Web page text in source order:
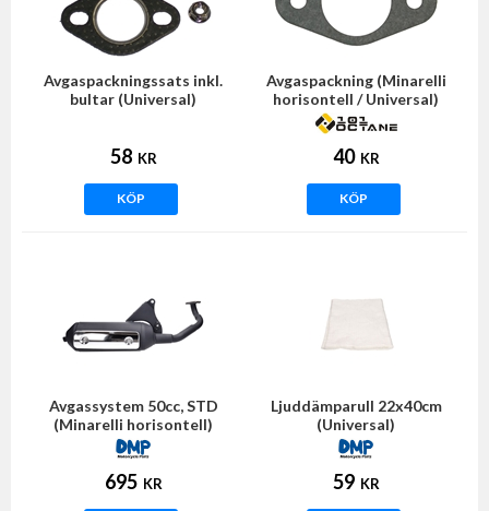
Avgaspackningssats inkl.
bultar (Universal)
58 KR
KÖP
Avgaspackning (Minarelli
horisontell / Universal)
40 KR
KÖP
Avgassystem 50cc, STD
(Minarelli horisontell)
695 KR
Ljuddämparull 22x40cm
(Universal)
59 KR